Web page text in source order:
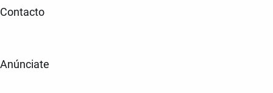
Contacto
Anúnciate